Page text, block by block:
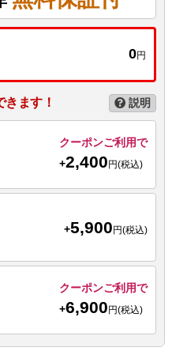
0円
ます！ 説明
クーポンご利用で
+2,400 円(税込)
+5,900円(税込)
クーポンご利用で
+6,900 円(税込)